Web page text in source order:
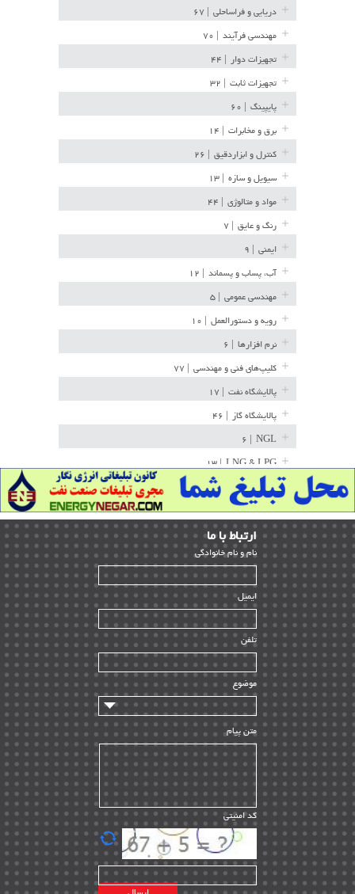
دریایی و فراساحلی
مهندسی فرآیند
تجهیزات دوار
تجهیزات ثابت
پایپینگ
برق و مخابرات
کنترل و ابزاردقیق
سیویل و سازه
مواد و متالوژی
رنگ و عایق
ایمنی
آب، پساب و پسماند
مهندسی عمومی
رویه و دستورالعمل
نرم افزارها
کلیپ‌های فنی و مهندسی
پالایشگاه نفت
پالایشگاه گاز
NGL
LNG & LPG | ۱۳
خط لوله | ۳۶
مخازن ذخیره | ۱۵
پتروشیمی | ۱۴
بازرسی و QC | ۱۵
HSE | ۳۹
ساخت و نصب | ۱۲
راه اندازی | ۹
سازندگان و تامین کنندگان | ۱۰
تامین مالی و سرمایه گذاری | ۳۲
ماشین آلات
مدیریت پروژه
مدیریت دانش
مدیریت سازمانی و عمومی | ۲
تأمین کالا | ۱۳
EPC | ۲۰
پیمانکاران بین المللی | ۸
اطلاعات انرژی کشورها | ۱۴
پروژه های خارجی | ۱۵
ارﺗﺒﺎط ﺑﺎ ما
ﻧﺎم و ﻧﺎم ﺧﺎﻧﻮادﮔﻰ
ایمیل
تلفن
موضوع
متن پیام
کد امنیتی